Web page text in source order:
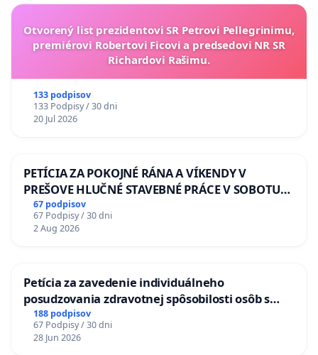
Otvorený list prezidentovi SR Petrovi Pellegrinimu,
premiérovi Robertovi Ficovi a predsedovi NR SR
Richardovi Rašimu.
133 podpisov
133 Podpisy / 30 dni
20 Jul 2026
PETÍCIA ZA POKOJNÉ RÁNA A VÍKENDY V
PREŠOVE HLUČNÉ STAVEBNÉ PRÁCE V SOBOTU
LEN OD 9.00 DO 13.00 HOD., CEZ PRACOVNÝ
TÝŽDEŇ CIEĽ 8.00 – 18.00 HOD. A PRAVIDELNÁ
KONTROLA STAVBY C-AREA NA
67 podpisov
67 Podpisy / 30 dni
2 Aug 2026
Petícia za zavedenie individuálneho
posudzovania zdravotnej spôsobilosti osôb s
diabetom 1. a 2. typu pri prijímaní do
Policajného zboru SR
188 podpisov
67 Podpisy / 30 dni
28 Jun 2026